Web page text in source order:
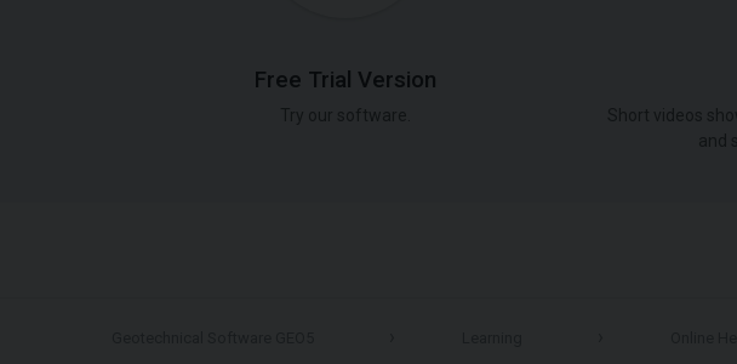
Free Trial Version